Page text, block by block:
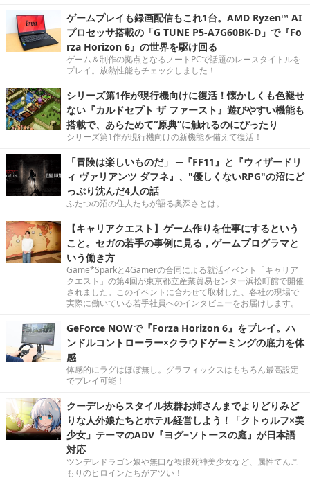
ゲームプレイも録画配信もこれ1台。AMD Ryzen™ AI
プロセッサ搭載の「G TUNE P5-A7G60BK-D」で『Fo
rza Horizon 6』の世界を駆け回る
ゲーム＆制作の拠点となるノートPCで話題のレースタイトルを
プレイ。放熱性能もチェックしました！
シリーズ第1作が現行機向けに復活！懐かしくも色褪せ
ない『カルドセプト ザ ファースト』遊びやすい機能も
搭載で、あらためて“原典”に触れるのにぴったり
シリーズ第1作が現行機向けの新機能を備えて復活！
「冒険は楽しいものだ」 ─『FF11』と『ウィザードリ
ィ ヴァリアンツ ダフネ』、"優しくないRPG"の沼にど
っぷり沈んだ4人の話
ふたつの沼の住人たちが語る奥深さとは。
【キャリアクエスト】ゲーム作りを仕事にするという
こと。セガの若手の事例に見る，ゲームプログラマと
いう働き方
Game*Sparkと4Gamerの合同による就活イベント「キャリア
クエスト」の第4回が東京都立産業貿易センター浜松町館で開催
されました。このイベントに合わせて取材した、各社の現場で
実際に働いている若手社員へのインタビューをお届けします。
GeForce NOWで『Forza Horizon 6』をプレイ。ハ
ンドルコントローラー×クラウドゲーミングの底力を体
感
体感的にラグはほぼ無し。グラフィックスはもちろん最高設定
でプレイ可能！
クーデレからスタイル抜群お姉さんまでよりどりみど
りな人外娘たちとホテル経営しよう！「クトゥルフ×美
少女」テーマのADV『ヨグ=ソトースの庭』が日本語
対応
ツンデレドラゴン娘や無口な複眼死神美少女など、属性てんこ
もりのヒロインたちがアツい！